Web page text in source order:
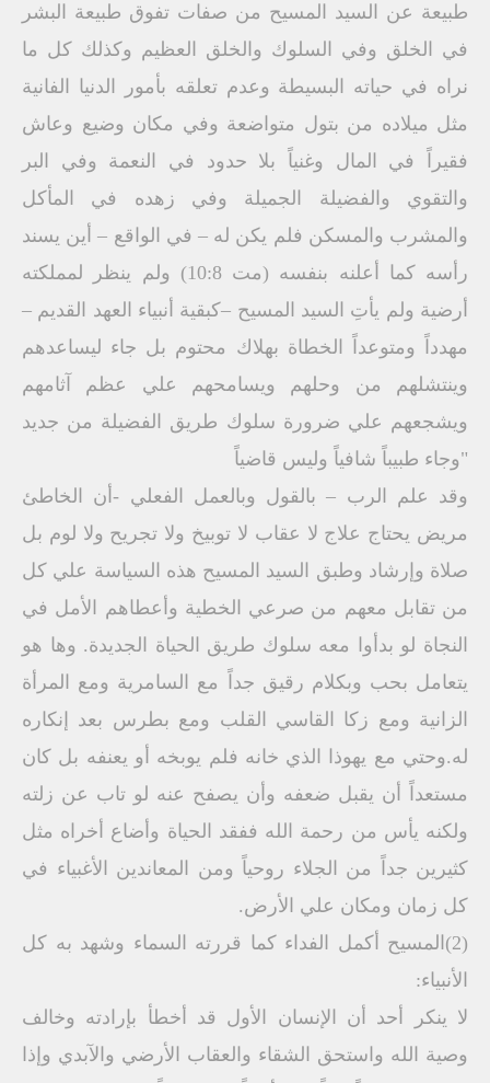
طبيعة عن السيد المسيح من صفات تفوق طبيعة البشر
في الخلق وفي السلوك والخلق العظيم وكذلك كل ما
نراه في حياته البسيطة وعدم تعلقه بأمور الدنيا الفانية
مثل ميلاده من بتول متواضعة وفي مكان وضيع وعاش
فقيراً في المال وغنياً بلا حدود في النعمة وفي البر
والتقوي والفضيلة الجميلة وفي زهده في المأكل
والمشرب والمسكن فلم يكن له – في الواقع – أين يسند
رأسه كما أعلنه بنفسه (مت 10:8) ولم ينظر لمملكته
أرضية ولم يأتِ السيد المسيح –كبقية أنبياء العهد القديم –
مهدداً ومتوعداً الخطاة بهلاك محتوم بل جاء ليساعدهم
وينتشلهم من وحلهم ويسامحهم علي عظم آثامهم
ويشجعهم علي ضرورة سلوك طريق الفضيلة من جديد
"وجاء طبيباً شافياً وليس قاضياً
وقد علم الرب – بالقول وبالعمل الفعلي -أن الخاطئ
مريض يحتاج علاج لا عقاب لا توبيخ ولا تجريح ولا لوم بل
صلاة وإرشاد وطبق السيد المسيح هذه السياسة علي كل
من تقابل معهم من صرعي الخطية وأعطاهم الأمل في
النجاة لو بدأوا معه سلوك طريق الحياة الجديدة. وها هو
يتعامل بحب وبكلام رقيق جداً مع السامرية ومع المرأة
الزانية ومع زكا القاسي القلب ومع بطرس بعد إنكاره
له.وحتي مع يهوذا الذي خانه فلم يوبخه أو يعنفه بل كان
مستعداً أن يقبل ضعفه وأن يصفح عنه لو تاب عن زلته
ولكنه يأس من رحمة الله ففقد الحياة وأضاع أخراه مثل
كثيرين جداً من الجلاء روحياً ومن المعاندين الأغبياء في
كل زمان ومكان علي الأرض.
(2)المسيح أكمل الفداء كما قررته السماء وشهد به كل
الأنبياء:
لا ينكر أحد أن الإنسان الأول قد أخطأ بإرادته وخالف
وصية الله واستحق الشقاء والعقاب الأرضي والآبدي وإذا